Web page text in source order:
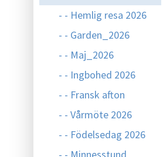
- - Hemlig resa 2026
- - Garden_2026
- - Maj_2026
- - Ingbohed 2026
- - Fransk afton
- - Vårmöte 2026
- - Födelsedag 2026